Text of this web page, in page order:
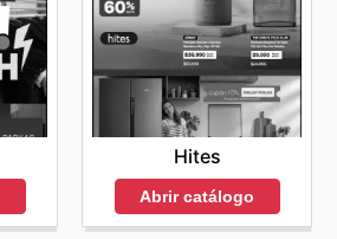
Hites
Abrir catálogo